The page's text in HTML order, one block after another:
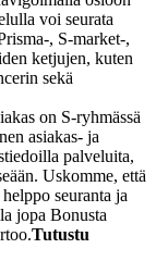
voi seurata
, S-market-,
ketjujen, kuten
sekä
on S-ryhmässä
asiakas- ja
palveluita,
Uskomme, että
seuranta ja
jopa Bonusta
Tutustu